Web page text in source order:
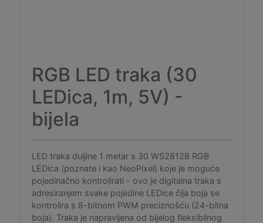
RGB LED traka (30
LEDica, 1m, 5V) -
bijela
LED traka duljine 1 metar s 30 WS2812B RGB
LEDica (poznate i kao NeoPixel) koje je moguće
pojedinačno kontrolirati - ovo je digitalna traka s
adresiranjem svake pojedine LEDice čija boja se
kontrolira s 8-bitnom PWM preciznošću (24-bitna
boja). Traka je napravljena od bijelog fleksibilnog